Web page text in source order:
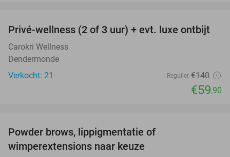
57%
Privé-wellness (2 of 3 uur) + evt. luxe ontbijt
Carokri Wellness
Dendermonde
Verkocht: 21
Regulier €140
€59,90
Powder brows, lippigmentatie of
wimperextensions naar keuze